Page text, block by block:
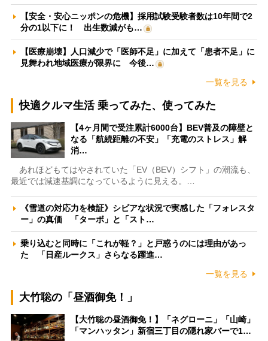
【安全・安心ニッポンの危機】採用試験受験者数は10年間で2
分の1以下に！ 出生数減がも…
【医療崩壊】人口減少で「医師不足」に加えて「患者不足」に
見舞われ地域医療が限界に 今後…
一覧を見る
快適クルマ生活 乗ってみた、使ってみた
【4ヶ月間で受注累計6000台】BEV普及の障壁と
なる「航続距離の不安」「充電のストレス」解
消…
あれほどもてはやされていた「EV（BEV）シフト」の潮流も、
最近では減速基調になっているように見える。…
《雪道の対応力を検証》シビアな状況で実感した「フォレスタ
ー」の真価 「ターボ」と「スト…
乗り込むと同時に「これが軽？」と戸惑うのには理由があっ
た 「日産ルークス」さらなる躍進…
一覧を見る
大竹聡の「昼酒御免！」
【大竹聡の昼酒御免！】「ネグローニ」「山崎」
「マンハッタン」新宿三丁目の隠れ家バーで1…